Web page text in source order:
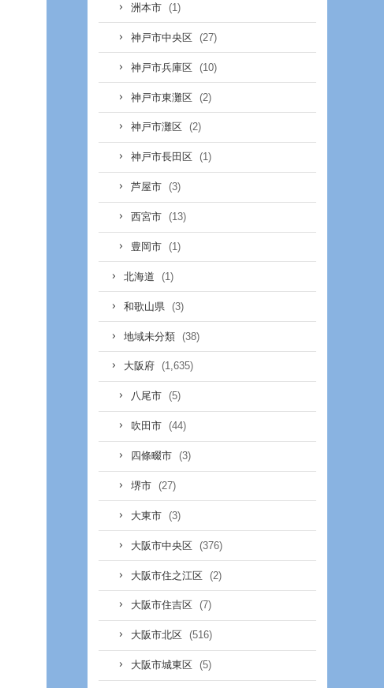
洲本市 (1)
神戸市中央区 (27)
神戸市兵庫区 (10)
神戸市東灘区 (2)
神戸市灘区 (2)
神戸市長田区 (1)
芦屋市 (3)
西宮市 (13)
豊岡市 (1)
北海道 (1)
和歌山県 (3)
地域未分類 (38)
大阪府 (1,635)
八尾市 (5)
吹田市 (44)
四條畷市 (3)
堺市 (27)
大東市 (3)
大阪市中央区 (376)
大阪市住之江区 (2)
大阪市住吉区 (7)
大阪市北区 (516)
大阪市城東区 (5)